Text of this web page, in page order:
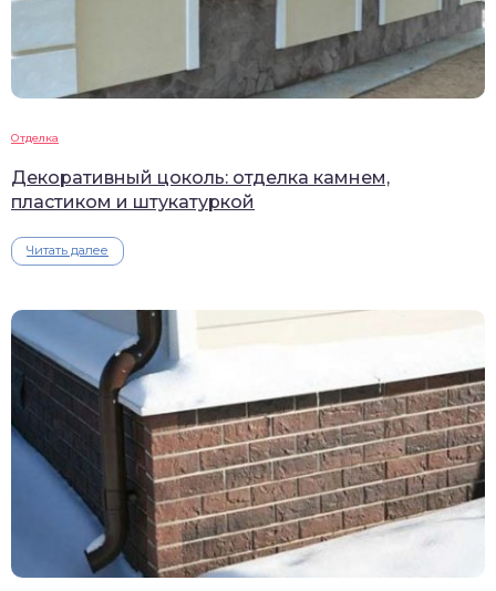
Отделка
Декоративный цоколь: отделка камнем,
пластиком и штукатуркой
Читать далее